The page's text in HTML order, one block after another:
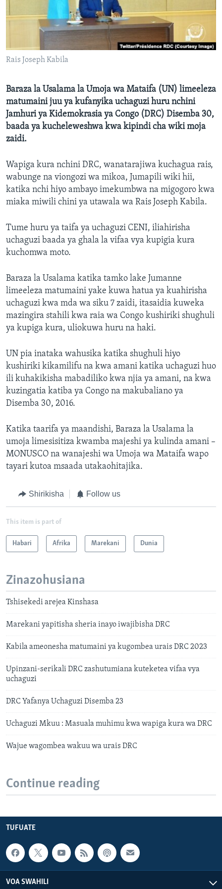
Rais Joseph Kabila
Baraza la Usalama la Umoja wa Mataifa (UN) limeeleza
matumaini juu ya kufanyika uchaguzi huru nchini
Jamhuri ya Kidemokrasia ya Congo (DRC) Disemba 30,
baada ya kucheleweshwa kwa kipindi cha wiki moja
zaidi.
Wapiga kura nchini DRC, wanatarajiwa kuchagua rais,
wabunge na viongozi wa mikoa, Jumapili wiki hii,
katika nchi hiyo ambayo imekumbwa na migogoro kwa
miaka miwili chini ya utawala wa Rais Joseph Kabila.
Tume huru ya taifa ya uchaguzi CENI, iliahirisha
uchaguzi baada ya ghala la vifaa vya kupigia kura
kuchomwa moto.
Baraza la Usalama katika tamko lake Jumanne
limeeleza matumaini yake kuwa hatua ya kuahirisha
uchaguzi kwa mda wa siku 7 zaidi, itasaidia kuweka
mazingira stahili kwa raia wa Congo kushiriki shughuli
ya kupiga kura, uliokuwa huru na haki.
UN pia inataka wahusika katika shughuli hiyo
kushiriki kikamilifu na kwa amani katika uchaguzi huo
ili kuhakikisha mabadiliko kwa njia ya amani, na kwa
kuzingatia katiba ya Congo na makubaliano ya
Disemba 30, 2016.
Katika taarifa ya maandishi, Baraza la Usalama la
umoja limesisitiza kwamba majeshi ya kulinda amani –
MONUSCO na wanajeshi wa Umoja wa Mataifa wapo
tayari kutoa msaada utakaohitajika.
Shirikisha Follow us
This item is part of
Habari Afrika Marekani Dunia
Zinazohusiana
Tshisekedi arejea Kinshasa
Marekani yapitisha sheria inayo iwajibisha DRC
Kabila ameonesha matumaini ya kugombea urais DRC 2023
Upinzani-serikali DRC zashutumiana kuteketea vifaa vya
uchaguzi
DRC Yafanya Uchaguzi Disemba 23
Uchaguzi Mkuu : Masuala muhimu kwa wapiga kura wa DRC
Wajue wagombea wakuu wa urais DRC
Continue reading
TUFUATE
VOA SWAHILI